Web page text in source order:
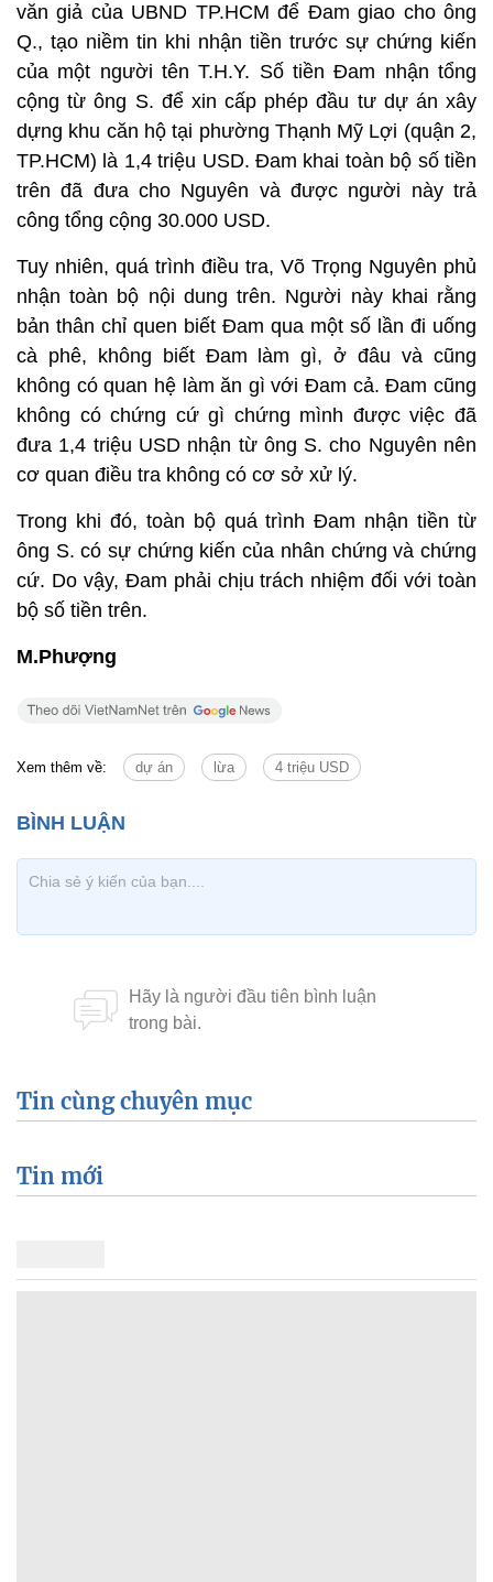
văn giả của UBND TP.HCM để Đam giao cho ông
Q., tạo niềm tin khi nhận tiền trước sự chứng kiến
của một người tên T.H.Y. Số tiền Đam nhận tổng
cộng từ ông S. để xin cấp phép đầu tư dự án xây
dựng khu căn hộ tại phường Thạnh Mỹ Lợi (quận 2,
TP.HCM) là 1,4 triệu USD. Đam khai toàn bộ số tiền
trên đã đưa cho Nguyên và được người này trả
công tổng cộng 30.000 USD.
Tuy nhiên, quá trình điều tra, Võ Trọng Nguyên phủ
nhận toàn bộ nội dung trên. Người này khai rằng
bản thân chỉ quen biết Đam qua một số lần đi uống
cà phê, không biết Đam làm gì, ở đâu và cũng
không có quan hệ làm ăn gì với Đam cả. Đam cũng
không có chứng cứ gì chứng mình được việc đã
đưa 1,4 triệu USD nhận từ ông S. cho Nguyên nên
cơ quan điều tra không có cơ sở xử lý.
Trong khi đó, toàn bộ quá trình Đam nhận tiền từ
ông S. có sự chứng kiến của nhân chứng và chứng
cứ. Do vậy, Đam phải chịu trách nhiệm đối với toàn
bộ số tiền trên.
M.Phượng
Xem thêm về: dự án lừa 4 triệu USD
Tin cùng chuyên mục
Tin mới